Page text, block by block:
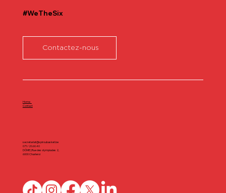
#WeTheSix
Contactez-nous
secretariat@spiroubasket.be
071/20.60.40
DÔME | Rue des olympiades 2,
6000 Charleroi
Home
Contact